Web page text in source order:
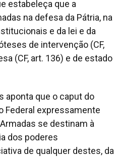
estabeleça que a
na defesa da Pátria, na
e da lei e da
de intervenção (CF,
(CF, art. 136) e de estado
aponta que o caput do
Federal expressamente
se destinam à
dos poderes
de qualquer destes, da